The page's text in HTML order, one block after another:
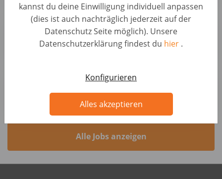
kannst du deine Einwilligung individuell anpassen
(dies ist auch nachträglich jederzeit auf der
Datenschutz Seite möglich). Unsere
Datenschutzerklärung findest du hier .
Konfigurieren
Alles akzeptieren
Auto Inkoper - gem. €3,400 OTE per maand
KFZ Positionen • Niederlande, Breukelen
wijkopenautos.nl
Auto Inkoper - gem. €3,400 OTE per maand
Alle Jobs anzeigen